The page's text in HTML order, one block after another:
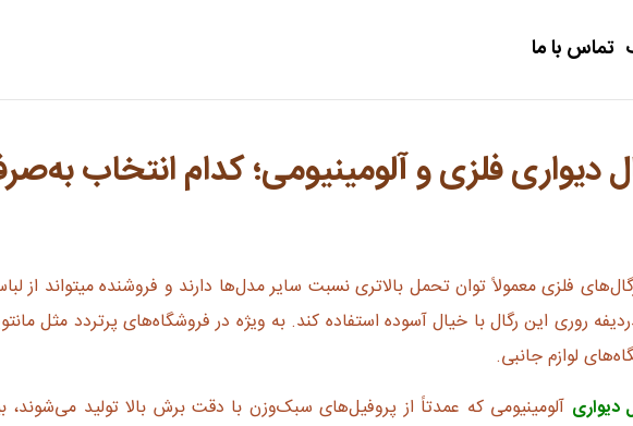
تماس با ما
دیواری فلزی و آلومینیومی؛ کدام انتخاب
فلزی معمولاً توان تحمل بالاتری نسبت سایر مدل‌ها دارند و فروشنده میتواند از
روری این رگال با خیال آسوده استفاده کند. به ویژه در فروشگاه‌های پرتردد مثل
لوازم جانبی.
دیواری آلومینیومی که عمدتاً از پروفیل‌های سبک‌وزن با دقت برش بالا تولید